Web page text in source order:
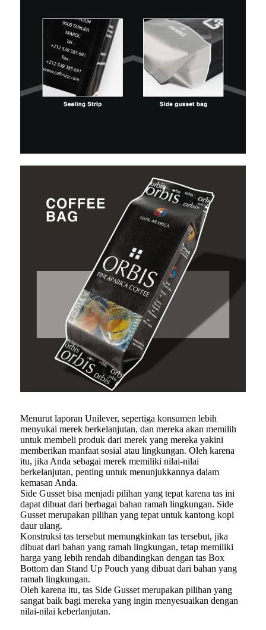
Menurut laporan Unilever, sepertiga konsumen lebih
menyukai merek berkelanjutan, dan mereka akan memilih
untuk membeli produk dari merek yang mereka yakini
memberikan manfaat sosial atau lingkungan. Oleh karena
itu, jika Anda sebagai merek memiliki nilai-nilai
berkelanjutan, penting untuk menunjukkannya dalam
kemasan Anda.
Side Gusset bisa menjadi pilihan yang tepat karena tas ini
dapat dibuat dari berbagai bahan ramah lingkungan. Side
Gusset merupakan pilihan yang tepat untuk kantong kopi
daur ulang.
Konstruksi tas tersebut memungkinkan tas tersebut, jika
dibuat dari bahan yang ramah lingkungan, tetap memiliki
harga yang lebih rendah dibandingkan dengan tas Box
Bottom dan Stand Up Pouch yang dibuat dari bahan yang
ramah lingkungan.
Oleh karena itu, tas Side Gusset merupakan pilihan yang
sangat baik bagi mereka yang ingin menyesuaikan dengan
nilai-nilai keberlanjutan.